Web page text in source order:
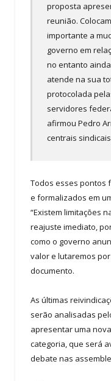
proposta
reunião.
importante a
governo em
no entanto
atende na sua
protocolada
servidores
afirmou Pedro
centrais
Todos esses pontos
e formalizados em
“Existem limitações
reajuste imediato,
como o governo
valor e lutaremos
documento.
As últimas
serão analisadas
apresentar uma
categoria, que será
debate nas